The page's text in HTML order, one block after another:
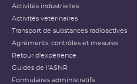
Activités industrielles
Activités vétérinaires
Transport de substances radioactives
Agréments, contrôles et mesures
Retour d'expérience
Guides de l'ASNR
Formulaires administratifs